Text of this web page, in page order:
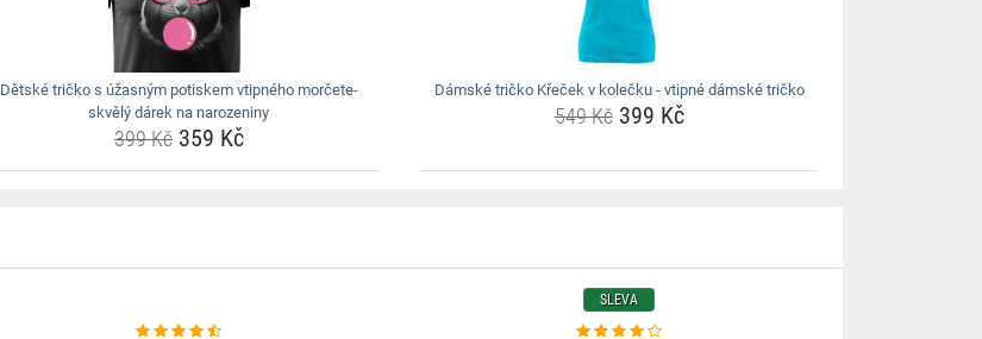
Dětské tričko s úžasným potiskem vtipného morčete-
skvělý dárek na narozeniny
399 Kč359 Kč
Dámské tričko Křeček v kolečku - vtipné dámské tričko
549 Kč399 Kč
SLEVA